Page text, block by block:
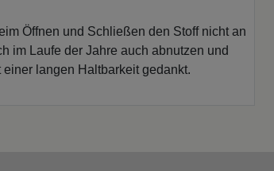
Öffnen und Schließen den Stoff nicht an
im Laufe der Jahre auch abnutzen und
langen Haltbarkeit gedankt.